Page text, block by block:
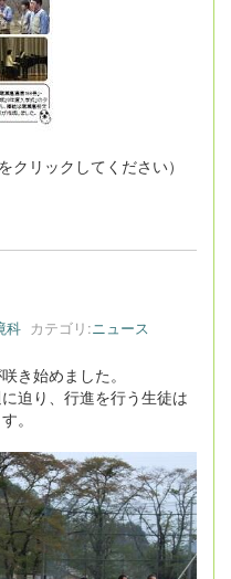
リックしてください）
科 カテゴリ:ニュース
き始めました。
迫り、行進を行う生徒は
。